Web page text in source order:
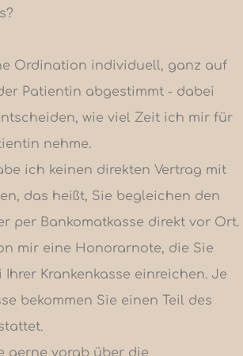
Ordination individuell, ganz auf
Patientin abgestimmt - dabei
wie viel Zeit ich mir für
nehme.
ich keinen direkten Vertrag mit
das heißt, Sie begleichen den
per Bankomatkasse direkt vor Ort.
mir eine Honorarnote, die Sie
Krankenkasse einreichen. Je
bekommen Sie einen Teil des
gerne vorab über die